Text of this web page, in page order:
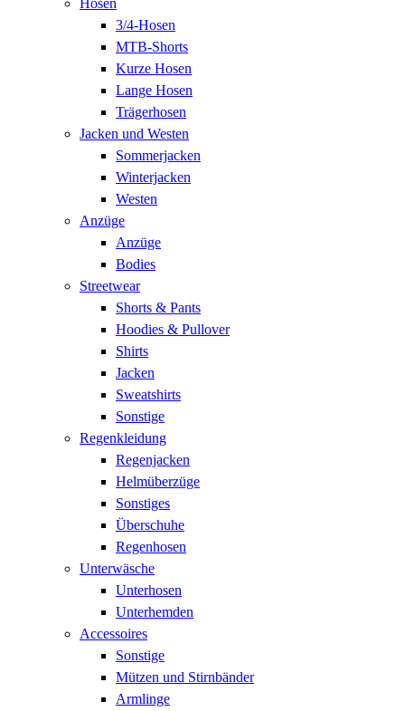
3/4-Hosen
MTB-Shorts
Kurze Hosen
Lange Hosen
Trägerhosen
Jacken und Westen
Sommerjacken
Winterjacken
Westen
Anzüge
Anzüge
Bodies
Streetwear
Shorts & Pants
Hoodies & Pullover
Shirts
Jacken
Sweatshirts
Sonstige
Regenkleidung
Regenjacken
Helmüberzüge
Sonstiges
Überschuhe
Regenhosen
Unterwäsche
Unterhosen
Unterhemden
Accessoires
Sonstige
Mützen und Stirnbänder
Armlinge